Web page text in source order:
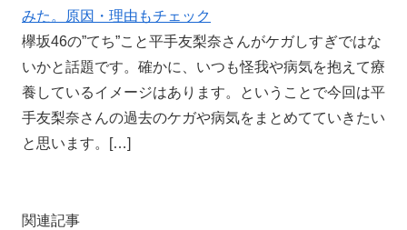
みた。原因・理由もチェック
欅坂46の”てち”こと平手友梨奈さんがケガしすぎではな
いかと話題です。確かに、いつも怪我や病気を抱えて療
養しているイメージはあります。ということで今回は平
手友梨奈さんの過去のケガや病気をまとめてていきたい
と思います。[…]
関連記事